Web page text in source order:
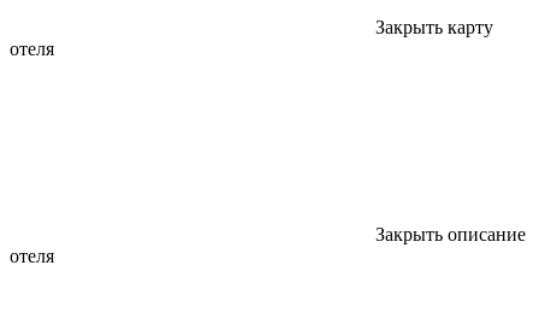
Закрыть карту
отеля
Закрыть описание
отеля